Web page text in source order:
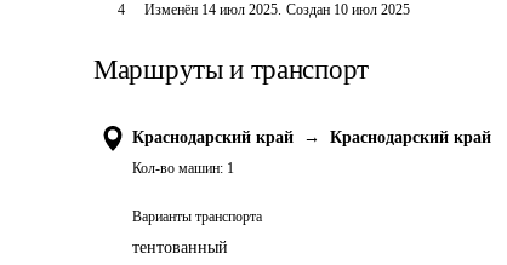
4 Изменён 14 июл 2025. Создан 10 июл 2025
Маршруты и транспорт
Краснодарский край → Краснодарский край
Кол-во машин: 1
Варианты транспорта
тентованный